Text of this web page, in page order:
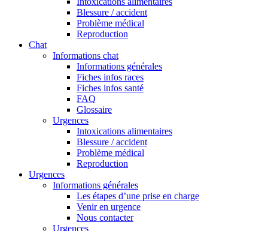
Blessure / accident
Problème médical
Reproduction
Chat
Informations chat
Informations générales
Fiches infos races
Fiches infos santé
FAQ
Glossaire
Urgences
Intoxications alimentaires
Blessure / accident
Problème médical
Reproduction
Urgences
Informations générales
Les étapes d’une prise en charge
Venir en urgence
Nous contacter
Urgences